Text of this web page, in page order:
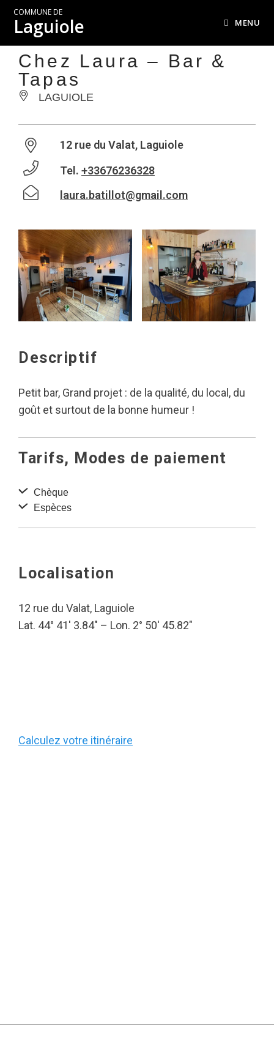
COMMUNE DE
Laguiole MENU
Chez Laura – Bar &
Tapas
LAGUIOLE
12 rue du Valat, Laguiole
Tel. +33676236328
laura.batillot@gmail.com
Descriptif
Petit bar, Grand projet : de la qualité, du local, du
goût et surtout de la bonne humeur !
Tarifs, Modes de paiement
Chèque
Espèces
Localisation
12 rue du Valat, Laguiole
Lat. 44° 41′ 3.84″ – Lon. 2° 50′ 45.82″
Calculez votre itinéraire